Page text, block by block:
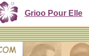
Grioo Pour Elle